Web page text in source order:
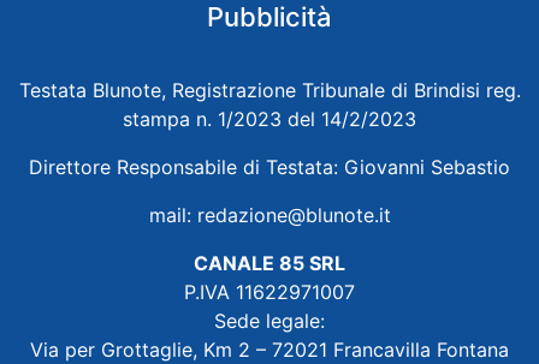
Pubblicità
Testata Blunote, Registrazione Tribunale di Brindisi reg.
stampa n. 1/2023 del 14/2/2023
Direttore Responsabile di Testata: Giovanni Sebastio
mail: redazione@blunote.it
CANALE 85 SRL
P.IVA 11622971007
Sede legale:
Via per Grottaglie, Km 2 – 72021 Francavilla Fontana